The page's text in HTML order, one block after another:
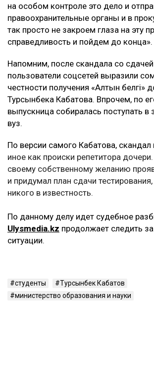
на особом контроле это дело и
правоохранительные органы и в
так просто не закроем глаза на эту
справедливость и пойдем до конца».
Напомним, после скандала со
пользователи соцсетей выразили
честности получения «Алтын белгi»
Турсынбека Кабатова. Впрочем, по
выпускница собиралась поступать в
вуз.
По версии самого Кабатова, скандал
иное как происки репетитора
своему собственному желанию
и придумал план сдачи
никого в известность.
По данному делу идет судебное
Ulysmedia.kz продолжает следить
ситуации.
студенты
Турсынбек Кабатов
министерство образования и науки